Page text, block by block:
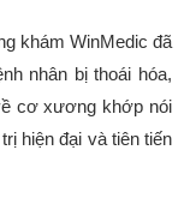
khám WinMedic đã
nhân bị thoái hóa,
cơ xương khớp nói
hiện đại và tiên tiến